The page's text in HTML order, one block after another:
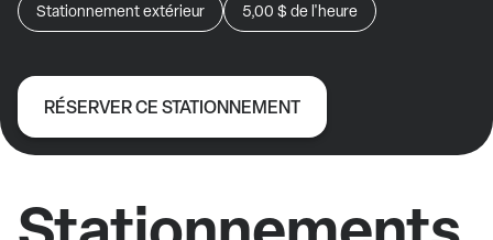
Stationnement extérieur 5,00 $ de l'heure
RÉSERVER CE STATIONNEMENT